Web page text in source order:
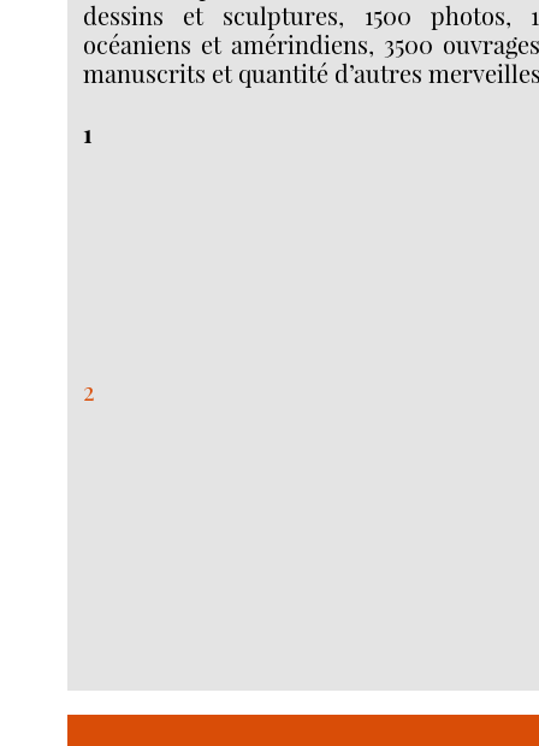
dessins et sculptures, 1500 photos,
océaniens et amérindiens, 3500
manuscrits et quantité d’autres
1
2